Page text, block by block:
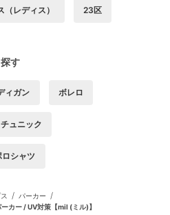
（レディス） 23区
す
ィガン ボレロ
チュニック
ロシャツ
/ パーカー /
カー / UV対策【mil (ミル)】